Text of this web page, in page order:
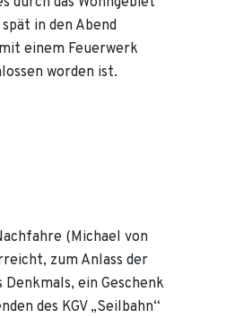
in den Abend
einem Feuerwerk
worden ist.
(Michael von
zum Anlass der
Denkmals, ein Geschenk
des KGV „Seilbahn“